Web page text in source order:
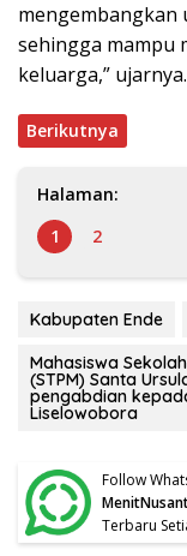
mengembangkan
sehingga mampu
keluarga,” ujarnya.
Berikutnya
Halaman:
1
2
Kabupaten Ende
Mahasiswa
(STPM) Santa
pengabdian
Liselowobora
Follow
Terbaru